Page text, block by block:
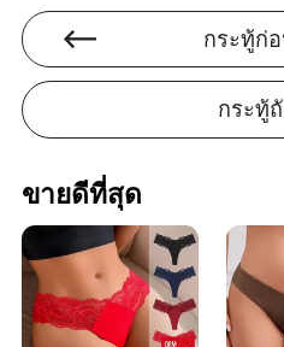
ความนิยมในโซเชียลมีเดียและ
นี้ทำให้การแสดงเข้าถึงผู้คนหล
ตำแหน่งของมันในฐานะหนึ่งใ
ที่สุดในปีนี้
คำวิจารณ์และความขั
ไม่มีเหตุการณ์สำคัญใดที่ปราศจ
แสดงของ Victoria’s Secret ปี
ที่การเปลี่ยนแปลงไปสู่การรวม
นักวิจารณ์บางคนตั้งคำถามว่า
จริงหรือเพียงแค่การตลาดเท่
การปรับปรุง แบรนด์ยังคงมีหน
เป็นตัวแทน
กระทู้ก่
กระทู้
ขายดีที่สุด